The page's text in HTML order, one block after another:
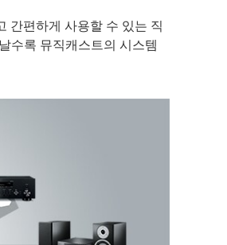
간편하게 사용할 수 있는 직
수록 뮤직캐스트의 시스템